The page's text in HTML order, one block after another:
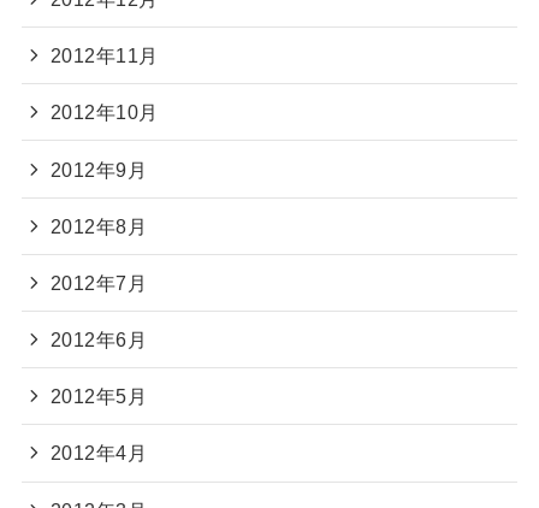
2012年11月
2012年10月
2012年9月
2012年8月
2012年7月
2012年6月
2012年5月
2012年4月